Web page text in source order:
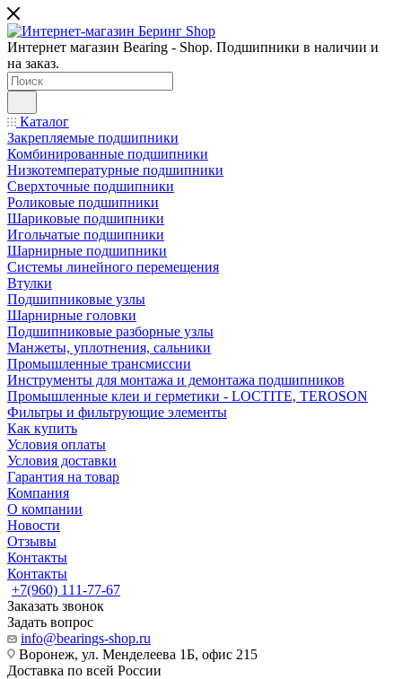
Интернет магазин Bearing - Shop. Подшипники в наличии и
на заказ.
Каталог
Закрепляемые подшипники
Комбинированные подшипники
Низкотемпературные подшипники
Сверхточные подшипники
Роликовые подшипники
Шариковые подшипники
Игольчатые подшипники
Шарнирные подшипники
Системы линейного перемещения
Втулки
Подшипниковые узлы
Шарнирные головки
Подшипниковые разборные узлы
Манжеты, уплотнения, сальники
Промышленные трансмиссии
Инструменты для монтажа и демонтажа подшипников
Промышленные клеи и герметики - LOCTITE, TEROSON
Фильтры и фильтрующие элементы
Как купить
Условия оплаты
Условия доставки
Гарантия на товар
Компания
О компании
Новости
Отзывы
Контакты
Контакты
+7(960) 111-77-67
Заказать звонок
Задать вопрос
info@bearings-shop.ru
Воронеж, ул. Менделеева 1Б, офис 215
Доставка по всей России